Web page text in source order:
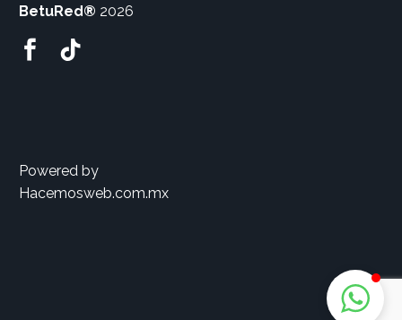
BetuRed® 2026
Powered by
Hacemosweb.com.mx